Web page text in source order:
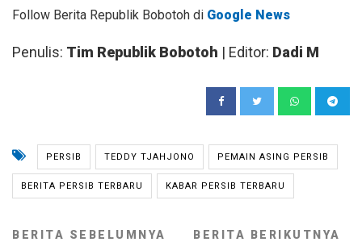
Follow Berita Republik Bobotoh di Google News
Penulis: Tim Republik Bobotoh | Editor: Dadi M
PERSIB TEDDY TJAHJONO PEMAIN ASING PERSIB
BERITA PERSIB TERBARU KABAR PERSIB TERBARU
BERITA SEBELUMNYA BERITA BERIKUTNYA